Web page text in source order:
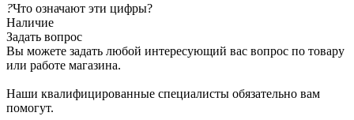
?Что означают эти цифры?
Наличие
Задать вопрос
Вы можете задать любой интересующий вас вопрос по товару
или работе магазина.
Наши квалифицированные специалисты обязательно вам
помогут.